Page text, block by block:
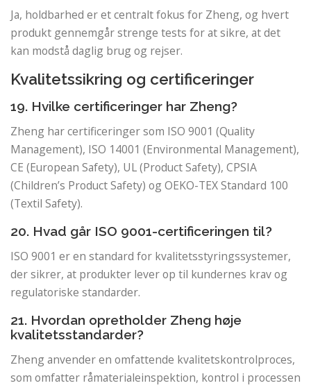
Ja, holdbarhed er et centralt fokus for Zheng, og hvert
produkt gennemgår strenge tests for at sikre, at det
kan modstå daglig brug og rejser.
Kvalitetssikring og certificeringer
19. Hvilke certificeringer har Zheng?
Zheng har certificeringer som ISO 9001 (Quality
Management), ISO 14001 (Environmental Management),
CE (European Safety), UL (Product Safety), CPSIA
(Children’s Product Safety) og OEKO-TEX Standard 100
(Textil Safety).
20. Hvad går ISO 9001-certificeringen til?
ISO 9001 er en standard for kvalitetsstyringssystemer,
der sikrer, at produkter lever op til kundernes krav og
regulatoriske standarder.
21. Hvordan opretholder Zheng høje
kvalitetsstandarder?
Zheng anvender en omfattende kvalitetskontrolproces,
som omfatter råmaterialeinspektion, kontrol i processen